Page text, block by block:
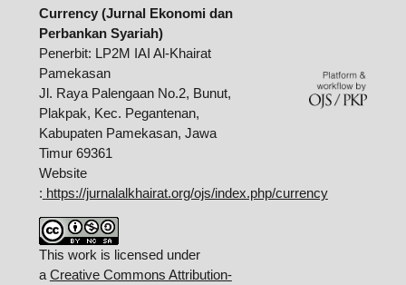
Currency (Jurnal Ekonomi dan
Perbankan Syariah)
Penerbit: LP2M IAI Al-Khairat
Pamekasan
Jl. Raya Palengaan No.2, Bunut,
Plakpak, Kec. Pegantenan,
Kabupaten Pamekasan, Jawa
Timur 69361
Website
: https://jurnalalkhairat.org/ojs/index.php/currency
This work is licensed under
a Creative Commons Attribution-